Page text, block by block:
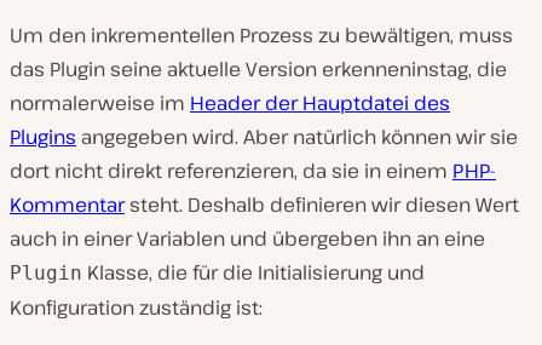
Um den inkrementellen Prozess zu bewältigen, muss
das Plugin seine aktuelle Version erkenneninstag, die
normalerweise im Header der Hauptdatei des
Plugins angegeben wird. Aber natürlich können wir sie
dort nicht direkt referenzieren, da sie in einem PHP-
Kommentarsteht. Deshalb definieren wir diesen Wert
auch in einer Variablen und übergeben ihn an eine
Plugin Klasse, die für die Initialisierung und
Konfiguration zuständig ist: